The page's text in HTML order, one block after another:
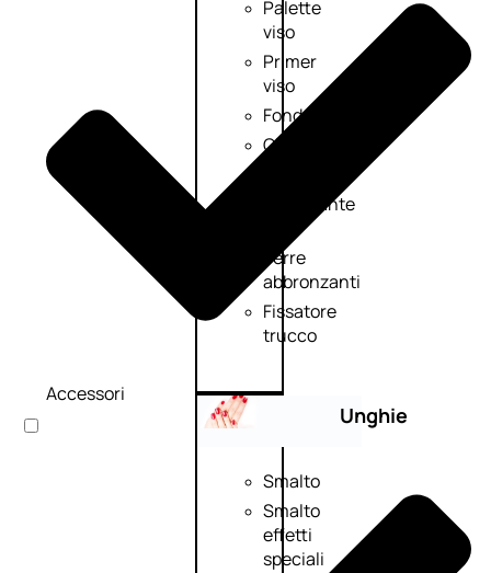
Palette
viso
Primer
viso
Fondotinta
Cipria
Illuminante
Terre
abbronzanti
Fissatore
trucco
Unghie
Smalto
Smalto
effetti
speciali
Accessori